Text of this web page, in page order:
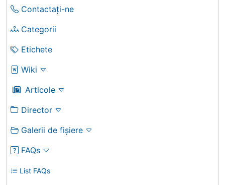
Contactați-ne
Categorii
Etichete
Wiki
Articole
Director
Galerii de fișiere
FAQs
List FAQs